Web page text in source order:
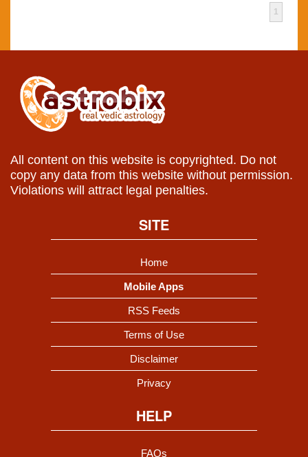
1
All content on this website is copyrighted. Do not
copy any data from this website without permission.
Violations will attract legal penalties.
SITE
Home
Mobile Apps
RSS Feeds
Terms of Use
Disclaimer
Privacy
HELP
FAQs